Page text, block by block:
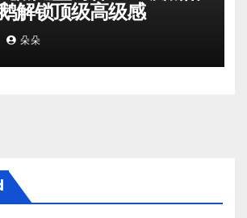
解锁顶级高级感
朵朵